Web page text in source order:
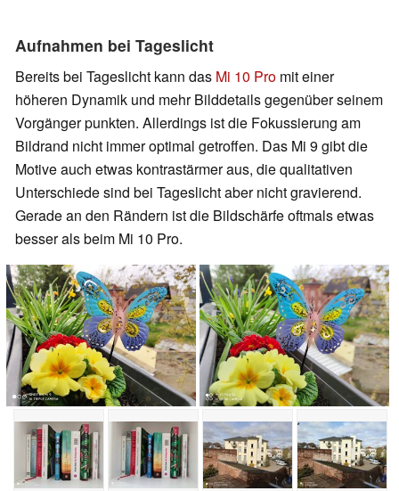
Aufnahmen bei Tageslicht
Bereits bei Tageslicht kann das Mi 10 Pro mit einer
höheren Dynamik und mehr Bilddetails gegenüber seinem
Vorgänger punkten. Allerdings ist die Fokussierung am
Bildrand nicht immer optimal getroffen. Das Mi 9 gibt die
Motive auch etwas kontrastärmer aus, die qualitativen
Unterschiede sind bei Tageslicht aber nicht gravierend.
Gerade an den Rändern ist die Bildschärfe oftmals etwas
besser als beim Mi 10 Pro.